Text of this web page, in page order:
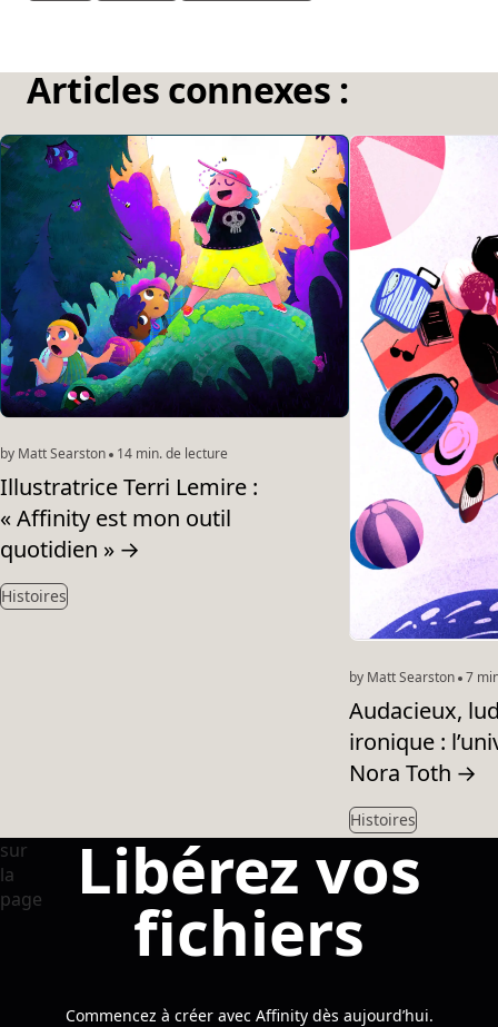
Articles connexes :
by Matt Searston 14 min. de lecture
Illustratrice Terri Lemire :
« Affinity est mon outil
quotidien » →
Histoires
by Matt Searston 7
Audacieux,
ironique :
Nora Toth →
Histoires
Libérez vos
fichiers
Commencez à créer avec Affinity dès aujourd’hui.